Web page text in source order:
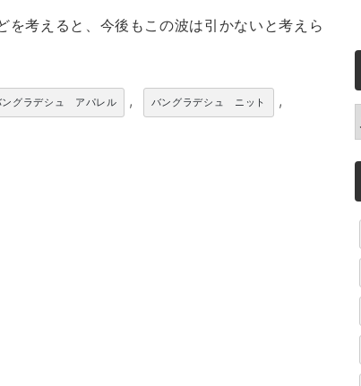
考えると、今後もこの波は引かないと考えら
ングラデシュ アパレル , バングラデシュ ニット ,